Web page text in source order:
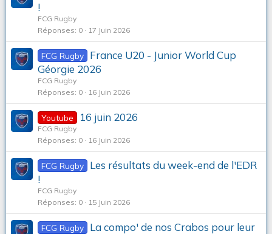
!
FCG Rugby
Réponses 0 17 Juin 2026
FCG Rugby
France U20 - Junior World Cup
Géorgie 2026
FCG Rugby
Réponses 0 16 Juin 2026
Youtube 16 juin 2026
FCG Rugby
Réponses 0 16 Juin 2026
FCG Rugby
Les résultats du week-end de l'EDR
!
FCG Rugby
Réponses 0 15 Juin 2026
FCG Rugby
La compo' de nos Crabos pour leur